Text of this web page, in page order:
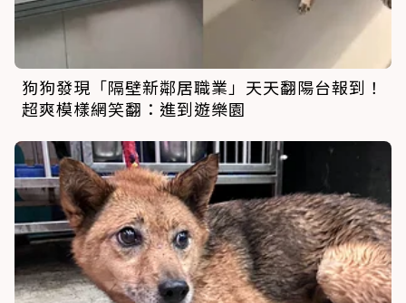
狗狗發現「隔壁新鄰居職業」天天翻陽台報到！
超爽模樣網笑翻：進到遊樂園